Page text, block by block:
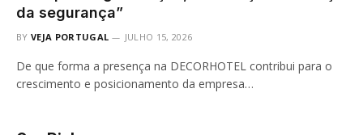
da segurança”
BY VEJA PORTUGAL JULHO 15, 2026
De que forma a presença na DECORHOTEL contribui para o
crescimento e posicionamento da empresa…